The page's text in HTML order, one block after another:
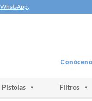
WhatsApp.
Pistolas Filtros